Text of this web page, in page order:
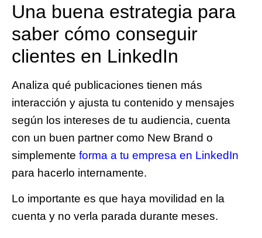
Una buena estrategia para
saber cómo conseguir
clientes en LinkedIn
Analiza qué publicaciones tienen más
interacción y ajusta tu contenido y mensajes
según los intereses de tu audiencia, cuenta
con un buen partner como New Brand o
simplemente forma a tu empresa en LinkedIn
para hacerlo internamente.
Lo importante es que haya movilidad en la
cuenta y no verla parada durante meses.